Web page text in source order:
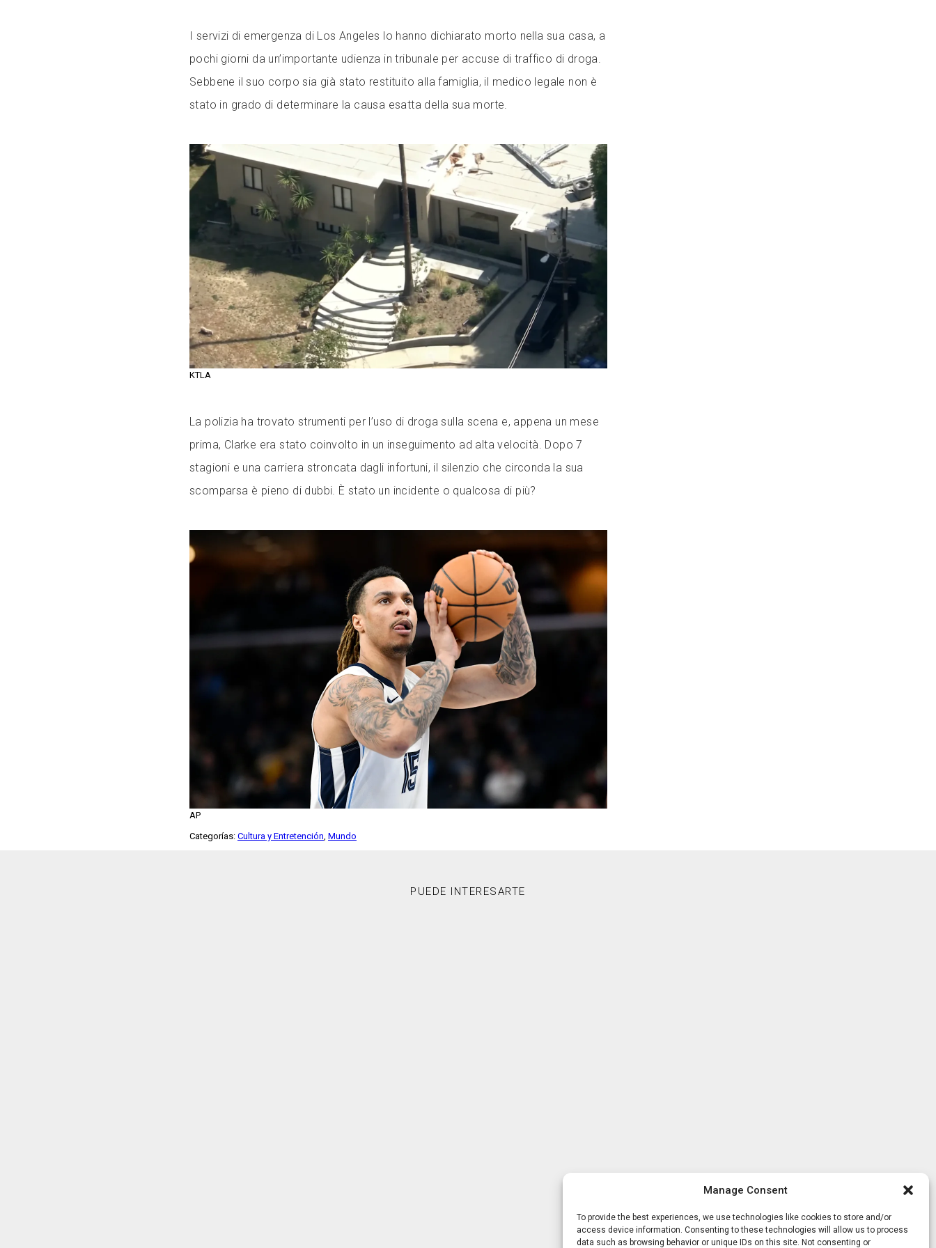
Manage Consent
To provide the best experiences, we use technologies like cookies to store and/or
access device information. Consenting to these technologies will allow us to process
data such as browsing behavior or unique IDs on this site. Not consenting or
I servizi di emergenza di Los Angeles lo hanno dichiarato morto nella sua casa, a
pochi giorni da un’importante udienza in tribunale per accuse di traffico di droga.
Sebbene il suo corpo sia già stato restituito alla famiglia, il medico legale non è
stato in grado di determinare la causa esatta della sua morte.
KTLA
La polizia ha trovato strumenti per l’uso di droga sulla scena e, appena un mese
prima, Clarke era stato coinvolto in un inseguimento ad alta velocità. Dopo 7
stagioni e una carriera stroncata dagli infortuni, il silenzio che circonda la sua
scomparsa è pieno di dubbi. È stato un incidente o qualcosa di più?
AP
Categorías: Cultura y Entretención, Mundo
PUEDE INTERESARTE